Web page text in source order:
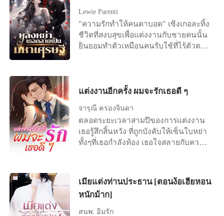
เตียงคนไข้ด้วยความสิ้นหวังและลงนาม
ในข้อตกลงการหย่า "ฟู่เจิ้ง เราไม่ได้เป็น
หนี้กันอีกต่อไปแล้ว..." ชายที่มีความเด็ด
ขาดและเย็นชามาโดยตลอดนอนอยู่ข้าง
Lewie Parenti
"ความรักทำให้คนตาบอด" เซิงเกอละทิ้ง
ชีวิตที่สงบสุขเพื่อแต่งงานกับชายคนนั้น
ยินยอมทำตัวเหมือนคนรับใช้ที่ไร้ตัวตน
แรกของเขา เซิงเกอรู้สึกผิดหวังอย่าง
แล้ว ฉันไม่ปกปิดอีกแล้ว จะบอกความ
จริงให้" ทันใดนั้น โลกออนไลน์ก็ระเบิด
ขึ้นทันที มีข่าวลือว่าสาวรวยพันล้านคน
หนึ่งหย่าร้างแล้ว ดังนั้น ซีอีโอนับไม่ถ้วน
นั้นจึงทนไม่ไหวอีกต่อไปเลยจัดงาน
แถลงข่าวในวันถัดไป โดยขอร้องอย่าง
จริงจังว่า: ผมรักเซิงเกอ ขอร้องคุณ
ภรรยากลับบ้านนะ
แต่งงานอีกครั้ง ผมจะรักเธอดี ๆ
จารุณี ครองจินดา
ตลอดระยะเวลาสามปีของการแต่งงาน
เธอรู้สึกสิ้นหวัง ที่ถูกบังคับให้เซ็นใบหย่า
ทั้งๆที่เธอกำลังท้อง เธอใจสลายกับความ
รักแท้ของเขา ไม่มีวิธีใดที่จะเยียวยา
หัวใจที่บอบช้ำของเธอให้หายขาดได้
เขาจึงมอบความรักทั้งหมดของเขาให้แก่
เธอเพื่อชดเชย
เมียแต่งท่านประธาน [ตอนง้อเฮียหอน
หนักม้าก]
สนพ. อิ่มรัก